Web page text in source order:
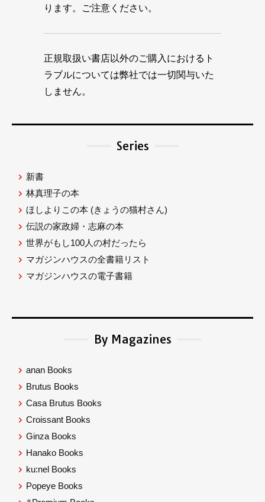
ります。ご注意ください。
正規取扱い書店以外のご購入におけるト
ラブルについては弊社では一切関与いた
しません。
Series
新書
林真理子の本
ほしよりこの本 (きょうの猫村さん)
伝説の家政婦・志麻の本
世界がもし100人の村だったら
マガジンハウスの全書籍リスト
マガジンハウスの電子書籍
By Magazines
anan Books
Brutus Books
Casa Brutus Books
Croissant Books
Ginza Books
Hanako Books
ku:nel Books
Popeye Books